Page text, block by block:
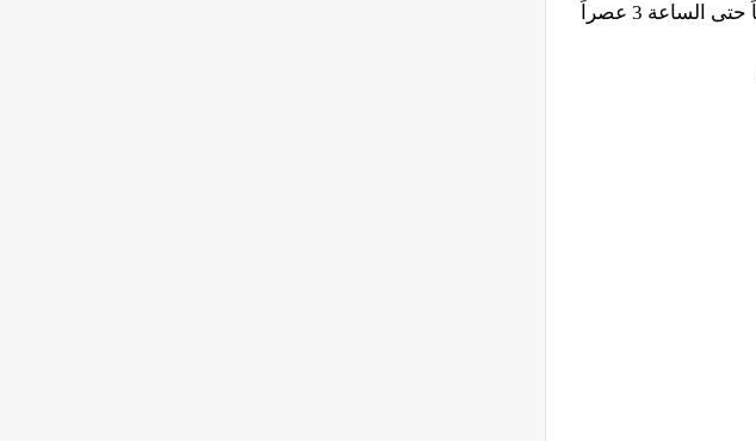
المقابلات الشخصية، وذلك يوم الأربعاء الموافق - 24 مايو 2023م من الساعة 9 صباحاً حتى الساعة 3 عصراً